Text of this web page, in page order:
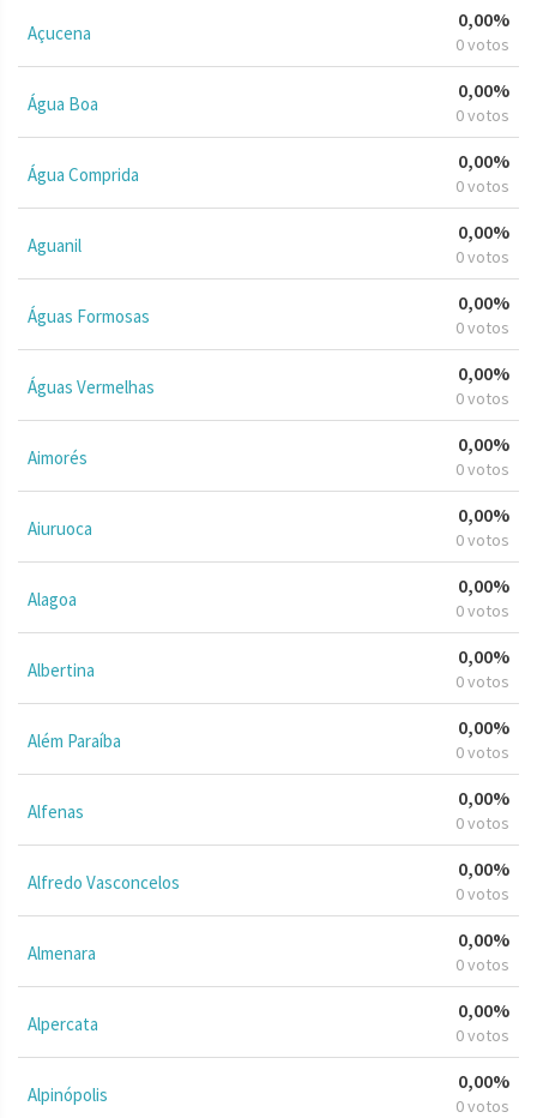
Açucena
0,00%
0 votos
Água Boa
0,00%
0 votos
Água Comprida
0,00%
0 votos
Aguanil
0,00%
0 votos
Águas Formosas
0,00%
0 votos
Águas Vermelhas
0,00%
0 votos
Aimorés
0,00%
0 votos
Aiuruoca
0,00%
0 votos
Alagoa
0,00%
0 votos
Albertina
0,00%
0 votos
Além Paraíba
0,00%
0 votos
Alfenas
0,00%
0 votos
Alfredo Vasconcelos
0,00%
0 votos
Almenara
0,00%
0 votos
Alpercata
0,00%
0 votos
Alpinópolis
0,00%
0 votos